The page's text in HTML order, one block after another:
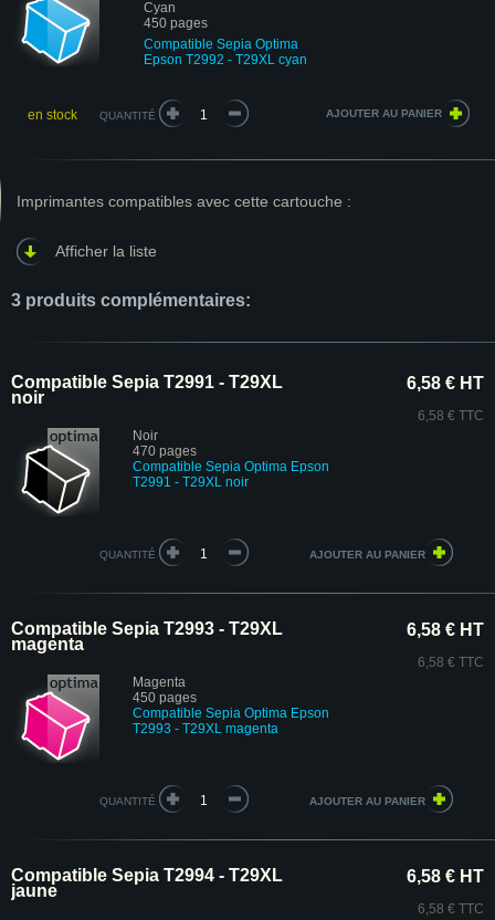
Cyan
450 pages
Compatible Sepia Optima
Epson T2992 - T29XL cyan
en stock QUANTITÉ
Imprimantes compatibles avec cette cartouche :
Afficher la liste
3 produits complémentaires:
Compatible Sepia T2991 - T29XL
noir
Noir
470 pages
Compatible Sepia Optima Epson
T2991 - T29XL noir
6,58 € HT
6,58 € TTC
QUANTITÉ
Compatible Sepia T2993 - T29XL
magenta
Magenta
450 pages
Compatible Sepia Optima Epson
T2993 - T29XL magenta
6,58 € HT
6,58 € TTC
QUANTITÉ
Compatible Sepia T2994 - T29XL
jaune
6,58 € HT
6,58 € TTC